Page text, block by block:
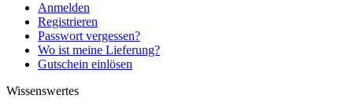
Anmelden
Registrieren
Passwort vergessen?
Wo ist meine Lieferung?
Gutschein einlösen
Wissenswertes